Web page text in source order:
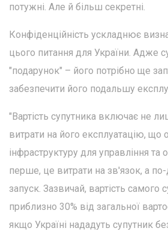
потужні. Але й більш секретні.
Конфіденційність ускладнює
цього питання для України. Адже
"подарунок" – його потрібно ще
забезпечити його подальшу
"Вартість супутника включає не
витрати на його експлуатацію, що
інфраструктуру для управління та
перше, це витрати на зв'язок, а
запуск. Зазвичай, вартість самого
приблизно 30% від загальної
якщо Україні нададуть супутник